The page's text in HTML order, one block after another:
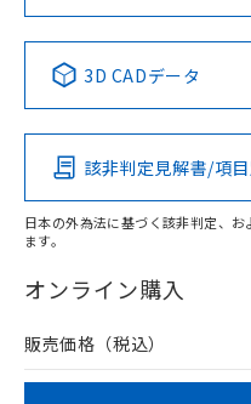
Pb Hg
O
在庫等で未対応品が混在
問い合わせください。
3D CADデータ
該非判定見解書/項
日本の外為法に基づく該非判定、
ます。
オンライン購入
販売価格（税込）